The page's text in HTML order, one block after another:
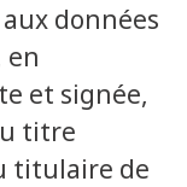
données
en
et signée,
titre
titulaire de